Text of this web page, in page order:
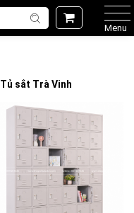
Menu
Tủ sắt Trà Vinh